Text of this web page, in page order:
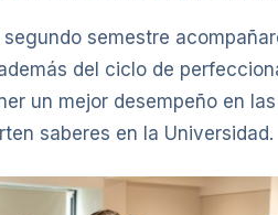
semestre
del ciclo de
un mejor desempeño en
saberes en la Universidad.